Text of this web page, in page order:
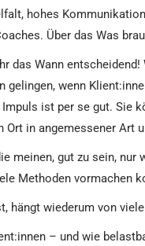
hohes
Über das Was
das Wann
gelingen, wenn
ist per se gut. Sie
Ort in angemessener Art
meinen, gut zu sein,
Methoden vormachen
hängt wiederum von
– und wie